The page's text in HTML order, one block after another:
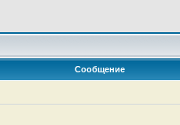
Сообщение